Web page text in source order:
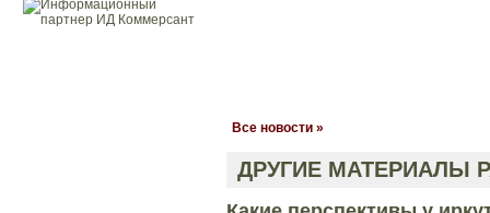
Все новости »
ДРУГИЕ МАТЕРИАЛЫ